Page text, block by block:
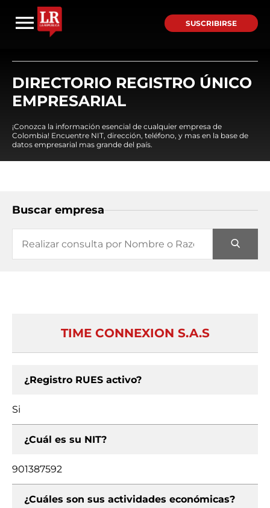
SUSCRIBIRSE
DIRECTORIO REGISTRO ÚNICO
EMPRESARIAL
¡Conozca la información esencial de cualquier empresa de
Colombia! Encuentre NIT, dirección, teléfono, y mas en la base de
datos empresarial mas grande del país.
Buscar empresa
TIME CONNEXION S.A.S
¿Registro RUES activo?
Si
¿Cuál es su NIT?
901387592
¿Cuáles son sus actividades económicas?